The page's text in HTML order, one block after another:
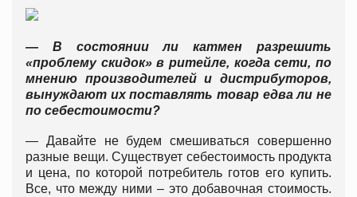
— В состоянии ли катмен разрешить
«проблему скидок» в ритейле, когда сети, по
мнению производителей и дистрибуторов,
вынуждают их поставлять товар едва ли не
по себестоимости?
— Давайте не будем смешиваться совершенно
разные вещи. Существует себестоимость продукта
и цена, по которой потребитель готов его купить.
Все, что между ними – это добавочная стоимость.